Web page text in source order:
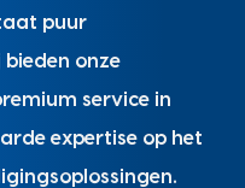
puur
onze
service in
expertise op het